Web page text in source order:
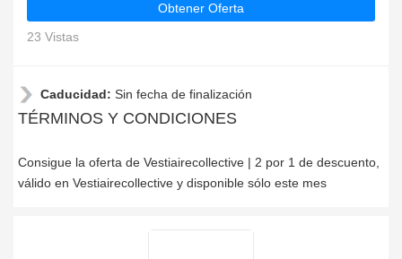
Obtener Oferta
23 Vistas
Caducidad: Sin fecha de finalización
TÉRMINOS Y CONDICIONES
Consigue la oferta de Vestiairecollective | 2 por 1 de descuento,
válido en Vestiairecollective y disponible sólo este mes